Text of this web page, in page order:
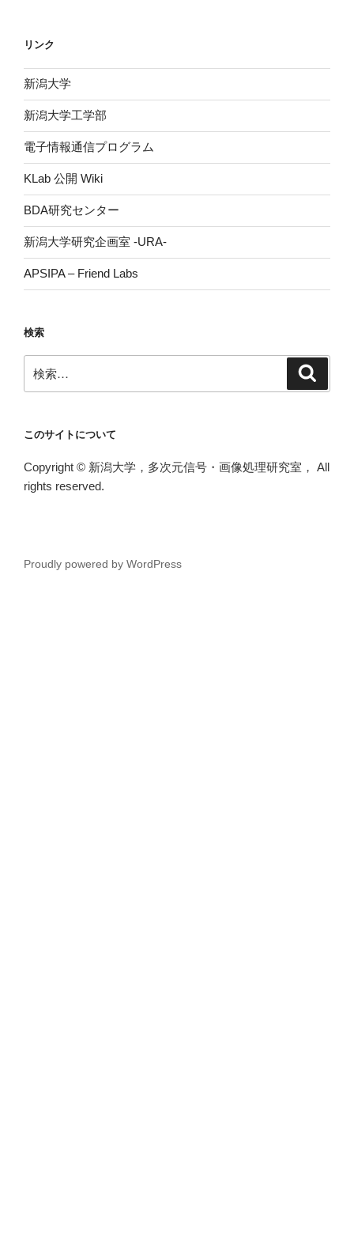
リンク
新潟大学
新潟大学工学部
電子情報通信プログラム
KLab 公開 Wiki
BDA研究センター
新潟大学研究企画室 -URA-
APSIPA – Friend Labs
検索
索:
このサイトについて
Copyright © 新潟大学，多次元信号・画像処理研究室， All
rights reserved.
Proudly powered by WordPress